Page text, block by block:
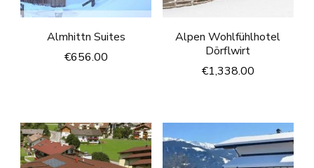
Almhittn Suites
€656.00
Alpen Wohlfühlhotel
Dörflwirt
€1,338.00